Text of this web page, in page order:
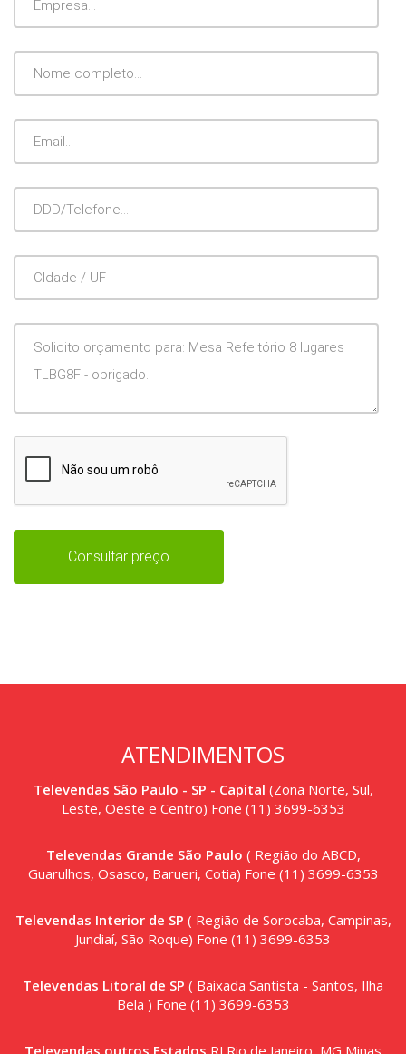
Nome
Completo
Email
DDD/Telefone
CIdade
UF
Mensagem
Consultar preço
ATENDIMENTOS
Televendas São Paulo - SP - Capital (Zona Norte, Sul,
Leste, Oeste e Centro) Fone (11) 3699-6353
Televendas Grande São Paulo ( Região do ABCD,
Guarulhos, Osasco, Barueri, Cotia) Fone (11) 3699-6353
Televendas Interior de SP ( Região de Sorocaba, Campinas,
Jundiaí, São Roque) Fone (11) 3699-6353
Televendas Litoral de SP ( Baixada Santista - Santos, Ilha
Bela ) Fone (11) 3699-6353
Televendas outros Estados RJ Rio de Janeiro, MG Minas